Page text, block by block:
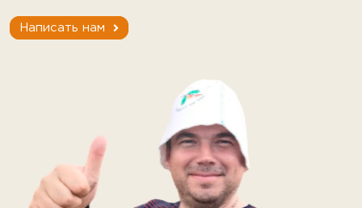
Написать нам